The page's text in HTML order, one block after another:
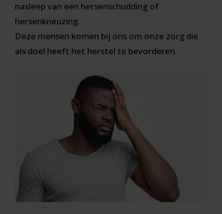
nasleep van een hersenschudding of
hersenkneuzing.
Deze mensen komen bij ons om onze zorg die
als doel heeft het herstel te bevorderen.